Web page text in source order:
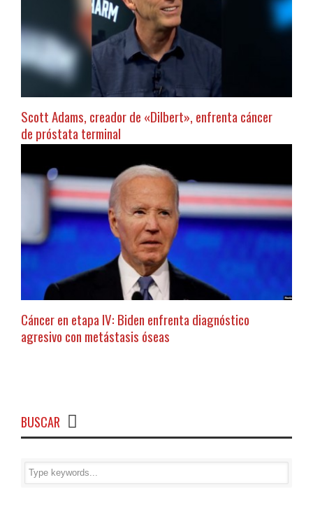
Scott Adams, creador de «Dilbert», enfrenta cáncer
de próstata terminal
Cáncer en etapa IV: Biden enfrenta diagnóstico
agresivo con metástasis óseas
BUSCAR